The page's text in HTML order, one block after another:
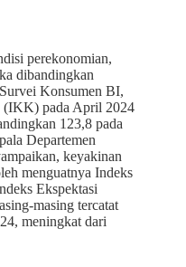
perekonomian,
dibandingkan
Konsumen BI,
(IKK) pada April 2024
123,8 pada
Departemen
keyakinan
menguatnya Indeks
Ekspektasi
masing tercatat
meningkat dari